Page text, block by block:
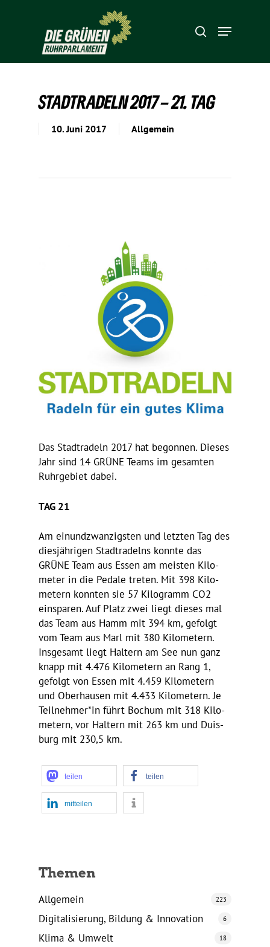
STADT­RA­DELN 2017 – 21. TAG
10. Juni 2017 Allgemein
Das Stadt­ra­deln 2017 hat begonnen. Dieses
Jahr sind 14 GRÜNE Teams im gesamten
Ruhr­ge­biet dabei.
TAG 21
Am einund­zwan­zigsten und letzten Tag des
dies­jäh­rigen Stadt­ra­delns konnte das
GRÜNE Team aus Essen am meisten Kilo­
meter in die Pedale treten. Mit 398 Kilo­
me­tern konnten sie 57 Kilo­gramm CO2
einsparen. Auf Platz zwei liegt dieses mal
das Team aus Hamm mit 394 km, gefolgt
vom Team aus Marl mit 380 Kilo­me­tern.
Insge­samt liegt Haltern am See nun ganz
knapp mit 4.476 Kilo­me­tern an Rang 1,
gefolgt von Essen mit 4.459 Kilo­me­tern
und Ober­hausen mit 4.433 Kilo­me­tern. Je
Teilnehmer*in führt Bochum mit 318 Kilo­
me­tern, vor Haltern mit 263 km und Duis­
burg mit 230,5 km.
teilen teilen
mitteilen
Themen
Allgemein 223
Digitalisierung, Bildung & Innovation 6
Klima & Umwelt 18